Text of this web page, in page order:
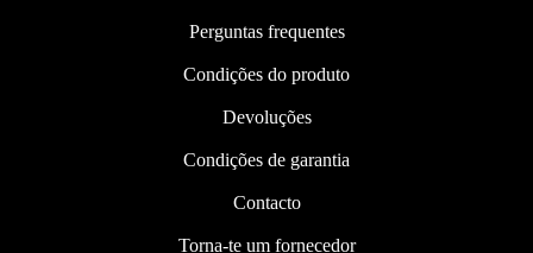
Perguntas frequentes
Condições do produto
Devoluções
Condições de garantia
Contacto
Torna-te um fornecedor